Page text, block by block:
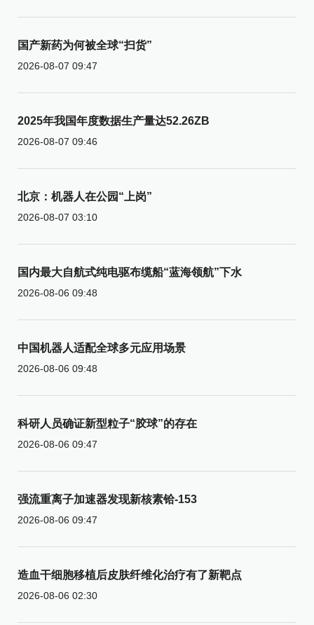
国产新药为何被全球“扫货”
2026-08-07 09:47
2025年我国年度数据生产量达52.26ZB
2026-08-07 09:46
北京：机器人在公园“上岗”
2026-08-07 03:10
国内最大自航式纯电驱布缆船“蓝海领航”下水
2026-08-06 09:48
中国机器人适配全球多元应用场景
2026-08-06 09:48
科研人员确证新型粒子“胶球”的存在
2026-08-06 09:47
强流重离子加速器发现新核素铪-153
2026-08-06 09:47
造血干细胞移植后皮肤纤维化治疗有了新靶点
2026-08-06 02:30